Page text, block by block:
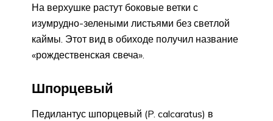
На верхушке растут боковые ветки с
изумрудно-зелеными листьями без светлой
каймы. Этот вид в обиходе получил название
«рождественская свеча».
Шпорцевый
Педилантус шпорцевый (P. calcaratus) в